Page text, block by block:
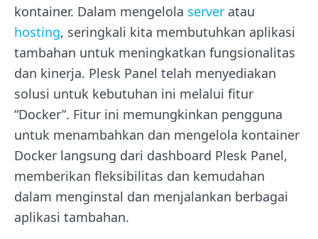
kontainer. Dalam mengelola server atau
hosting, seringkali kita membutuhkan aplikasi
tambahan untuk meningkatkan fungsionalitas
dan kinerja. Plesk Panel telah menyediakan
solusi untuk kebutuhan ini melalui fitur
“Docker”. Fitur ini memungkinkan pengguna
untuk menambahkan dan mengelola kontainer
Docker langsung dari dashboard Plesk Panel,
memberikan fleksibilitas dan kemudahan
dalam menginstal dan menjalankan berbagai
aplikasi tambahan.